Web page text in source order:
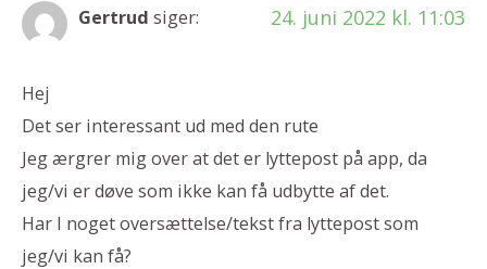
Gertrud siger: 24. juni 2022 kl. 11:03
Hej
Det ser interessant ud med den rute
Jeg ærgrer mig over at det er lyttepost på app, da
jeg/vi er døve som ikke kan få udbytte af det.
Har I noget oversættelse/tekst fra lyttepost som
jeg/vi kan få?